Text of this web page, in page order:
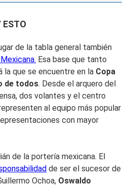
de la tabla general también
Esa base que tanto
la que se encuentre en la Copa
de todos. Desde el arquero del
dos volantes y el centro
al equipo más popular
con mayor
de la portería mexicana. El
de ser el sucesor de
Ochoa, Oswaldo